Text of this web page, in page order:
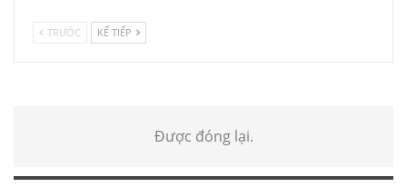
TRƯỚC KẾ TIẾP
Được đóng lại.